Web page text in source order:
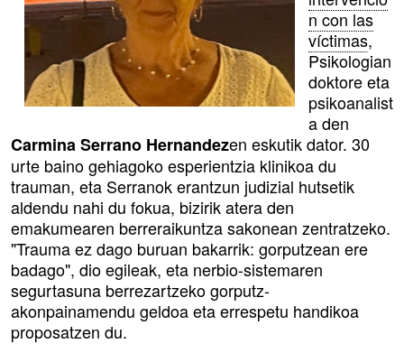
n con las
víctimas,
Psikologian
doktore eta
psikoanalist
a den
Carmina Serrano Hernandezen eskutik dator. 30
urte baino gehiagoko esperientzia klinikoa du
trauman, eta Serranok erantzun judizial hutsetik
aldendu nahi du fokua, bizirik atera den
emakumearen berreraikuntza sakonean zentratzeko.
"Trauma ez dago buruan bakarrik: gorputzean ere
badago", dio egileak, eta nerbio-sistemaren
segurtasuna berrezartzeko gorputz-
akonpainamendu geldoa eta errespetu handikoa
proposatzen du.